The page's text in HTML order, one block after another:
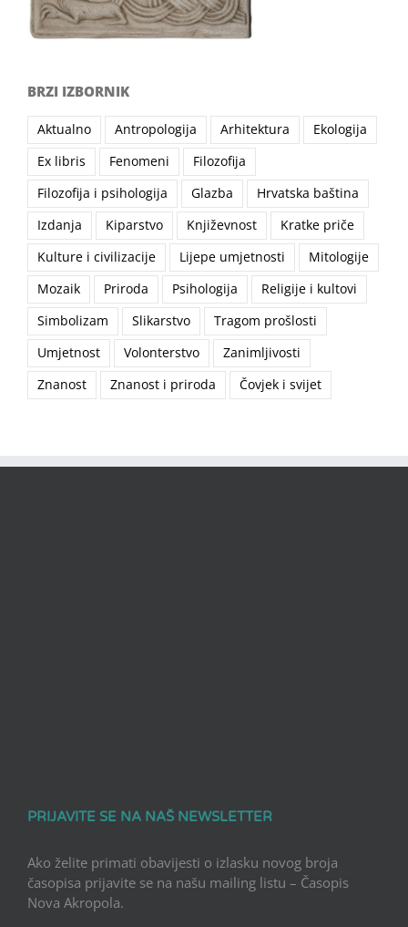
BRZI IZBORNIK
Aktualno Antropologija Arhitektura
Ekologija
Ex libris
Fenomeni
Filozofija
Filozofija i psihologija
Glazba
Hrvatska baština
Izdanja
Kiparstvo Književnost
Kratke priče
Kulture i civilizacije
Lijepe umjetnosti
Mitologije
Mozaik
Priroda Psihologija
Religije i kultovi
Simbolizam
Slikarstvo
Tragom prošlosti
Umjetnost
Volonterstvo
Zanimljivosti
Znanost
Znanost i priroda Čovjek i svijet
PRIJAVITE SE NA NAŠ NEWSLETTER
Ako želite primati obavijesti o izlasku novog broja
časopisa prijavite se na našu mailing listu – Časopis
Nova Akropola.